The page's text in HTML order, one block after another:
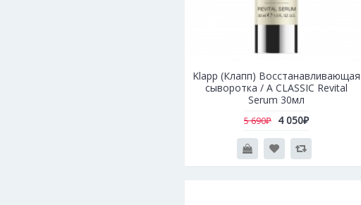
Klapp (Клапп) Восстанавливающая
сыворотка / A CLASSIC Revital
Serum 30мл
5 690₽ 4 050₽